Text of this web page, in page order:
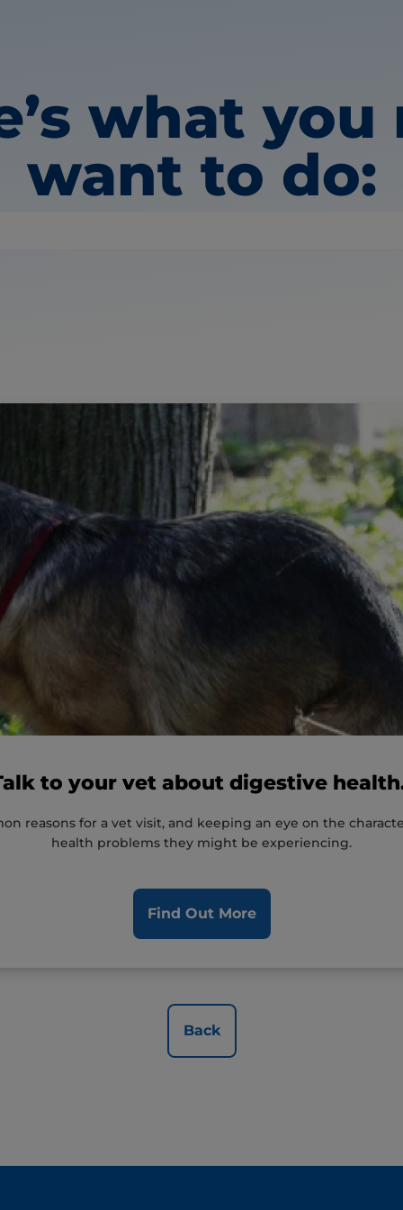
what you
want to do:
to your vet about digestive
reasons for a vet visit, and keeping an eye on the
health problems they might be experiencing.
Find Out More
Back